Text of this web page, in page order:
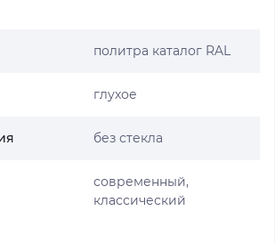
политра каталог RAL
глухое
без стекла
современный,
классический